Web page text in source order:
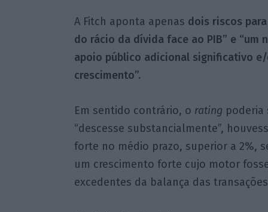
A Fitch aponta apenas dois riscos
do rácio da dívida face ao PIB” e
apoio público adicional significativo
crescimento”.
Em sentido contrário, o rating poderia
“descesse substancialmente”,
forte no médio prazo, superior a 2%,
um crescimento forte cujo motor
excedentes da balança das